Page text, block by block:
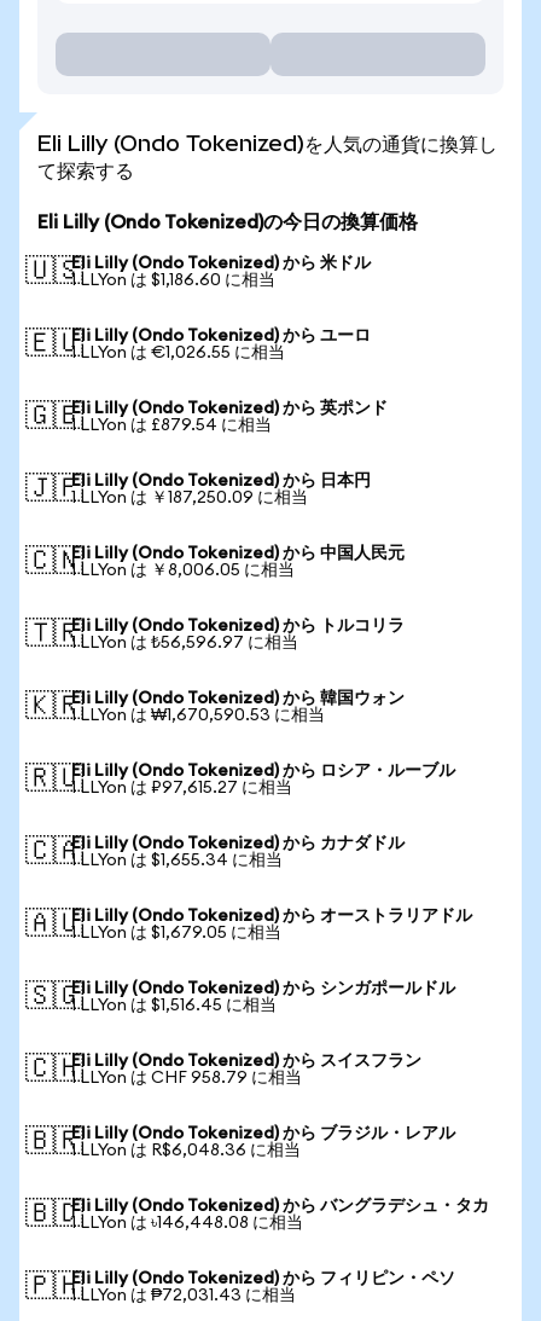
Eli Lilly (Ondo Tokenized)を人気の通貨に換算し
て探索する
Eli Lilly (Ondo Tokenized)の今日の換算価格
🇺🇸Eli Lilly (Ondo Tokenized) から 米ドル
1 LLYon は $1,186.60 に相当
🇪🇺Eli Lilly (Ondo Tokenized) から ユーロ
1 LLYon は €1,026.55 に相当
🇬🇧Eli Lilly (Ondo Tokenized) から 英ポンド
1 LLYon は £879.54 に相当
🇯🇵Eli Lilly (Ondo Tokenized) から 日本円
1 LLYon は ￥187,250.09 に相当
🇨🇳Eli Lilly (Ondo Tokenized) から 中国人民元
1 LLYon は ￥8,006.05 に相当
🇹🇷Eli Lilly (Ondo Tokenized) から トルコリラ
1 LLYon は ₺56,596.97 に相当
🇰🇷Eli Lilly (Ondo Tokenized) から 韓国ウォン
1 LLYon は ₩1,670,590.53 に相当
🇷🇺Eli Lilly (Ondo Tokenized) から ロシア・ルーブル
1 LLYon は ₽97,615.27 に相当
🇨🇦Eli Lilly (Ondo Tokenized) から カナダドル
1 LLYon は $1,655.34 に相当
🇦🇺Eli Lilly (Ondo Tokenized) から オーストラリアドル
1 LLYon は $1,679.05 に相当
🇸🇬Eli Lilly (Ondo Tokenized) から シンガポールドル
1 LLYon は $1,516.45 に相当
🇨🇭Eli Lilly (Ondo Tokenized) から スイスフラン
1 LLYon は CHF 958.79 に相当
🇧🇷Eli Lilly (Ondo Tokenized) から ブラジル・レアル
1 LLYon は R$6,048.36 に相当
🇧🇩Eli Lilly (Ondo Tokenized) から バングラデシュ・タカ
1 LLYon は ৳146,448.08 に相当
🇵🇭Eli Lilly (Ondo Tokenized) から フィリピン・ペソ
1 LLYon は ₱72,031.43 に相当